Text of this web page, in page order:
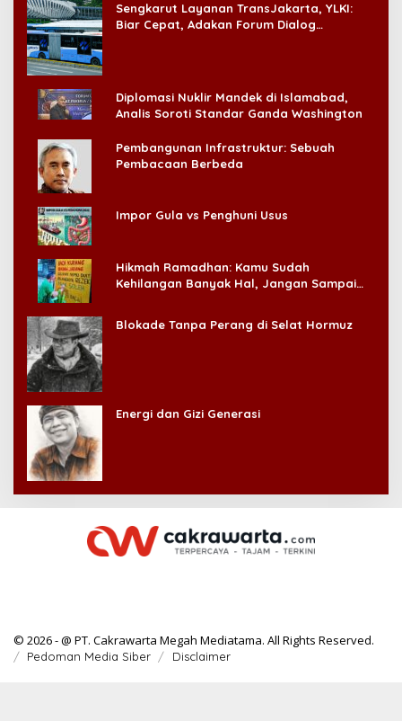
Sengkarut Layanan TransJakarta, YLKI:
Biar Cepat, Adakan Forum Dialog
Diplomasi Nuklir Mandek di Islamabad,
Analis Soroti Standar Ganda Washington
Pembangunan Infrastruktur: Sebuah
Pembacaan Berbeda
Impor Gula vs Penghuni Usus
Hikmah Ramadhan: Kamu Sudah
Kehilangan Banyak Hal, Jangan Sampai
Blokade Tanpa Perang di Selat Hormuz
Energi dan Gizi Generasi
© 2026 - @ PT. Cakrawarta Megah Mediatama. All Rights Reserved.
Pedoman Media Siber Disclaimer